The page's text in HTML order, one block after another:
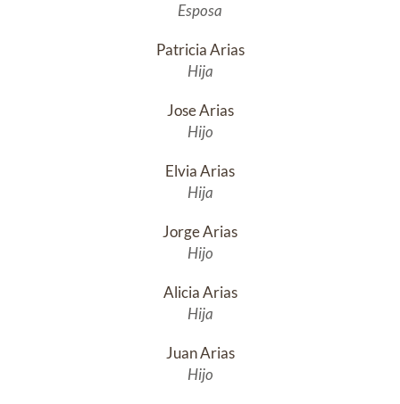
Esposa
Patricia Arias
Hija
Jose Arias
Hijo
Elvia Arias
Hija
Jorge Arias
Hijo
Alicia Arias
Hija
Juan Arias
Hijo